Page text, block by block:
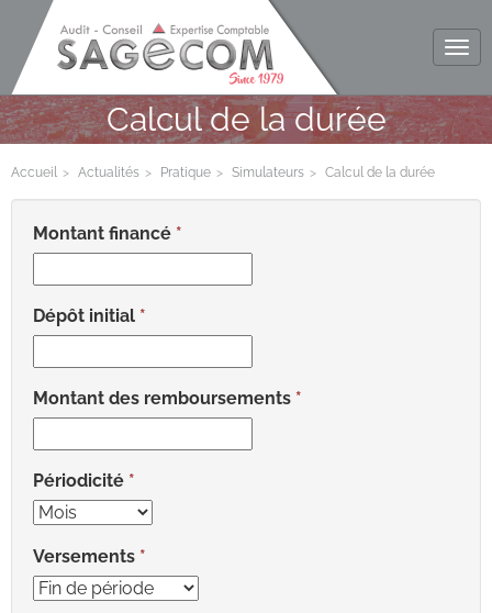
Calcul de la durée
Accueil Actualités Pratique Simulateurs Calcul de la durée
Montant financé
Dépôt initial
Montant des remboursements
Périodicité
Versements